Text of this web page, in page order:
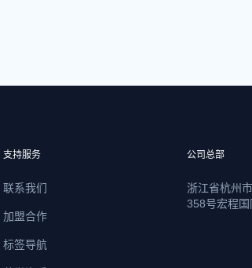
支持服务
联系我们
加盟合作
标签导航
公司总部
浙江省杭州
358号宏程